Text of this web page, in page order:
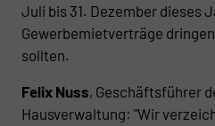
Juli bis 31. Dezember dieses
Gewerbemietverträge
sollten.
Felix Nuss, Geschäftsführer
Hausverwaltung: "Wir